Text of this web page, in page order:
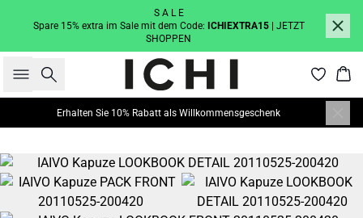
S A L E
Spare 15% extra im Sale mit dem Code: ICHIEXTRA15
| JETZT
SHOPPEN
Suche
Erhalten Sie 10% Rabatt als Willkommensgeschenk